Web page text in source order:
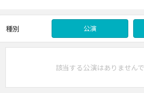
種別 公演
該当する公演はありませんで